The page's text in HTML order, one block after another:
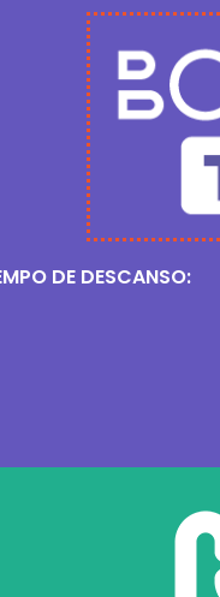
DE DESCANSO: